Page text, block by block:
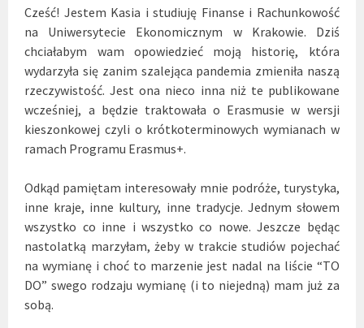
Cześć! Jestem Kasia i studiuję Finanse i Rachunkowość
na Uniwersytecie Ekonomicznym w Krakowie. Dziś
chciałabym wam opowiedzieć moją historię, która
wydarzyła się zanim szalejąca pandemia zmieniła naszą
rzeczywistość. Jest ona nieco inna niż te publikowane
wcześniej, a będzie traktowała o Erasmusie w wersji
kieszonkowej czyli o krótkoterminowych wymianach w
ramach Programu Erasmus+.
Odkąd pamiętam interesowały mnie podróże, turystyka,
inne kraje, inne kultury, inne tradycje. Jednym słowem
wszystko co inne i wszystko co nowe. Jeszcze będąc
nastolatką marzyłam, żeby w trakcie studiów pojechać
na wymianę i choć to marzenie jest nadal na liście “TO
DO” swego rodzaju wymianę (i to niejedną) mam już za
sobą.